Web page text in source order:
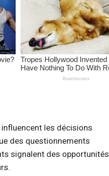
les décisions
des questionnements
signalent des opportunités